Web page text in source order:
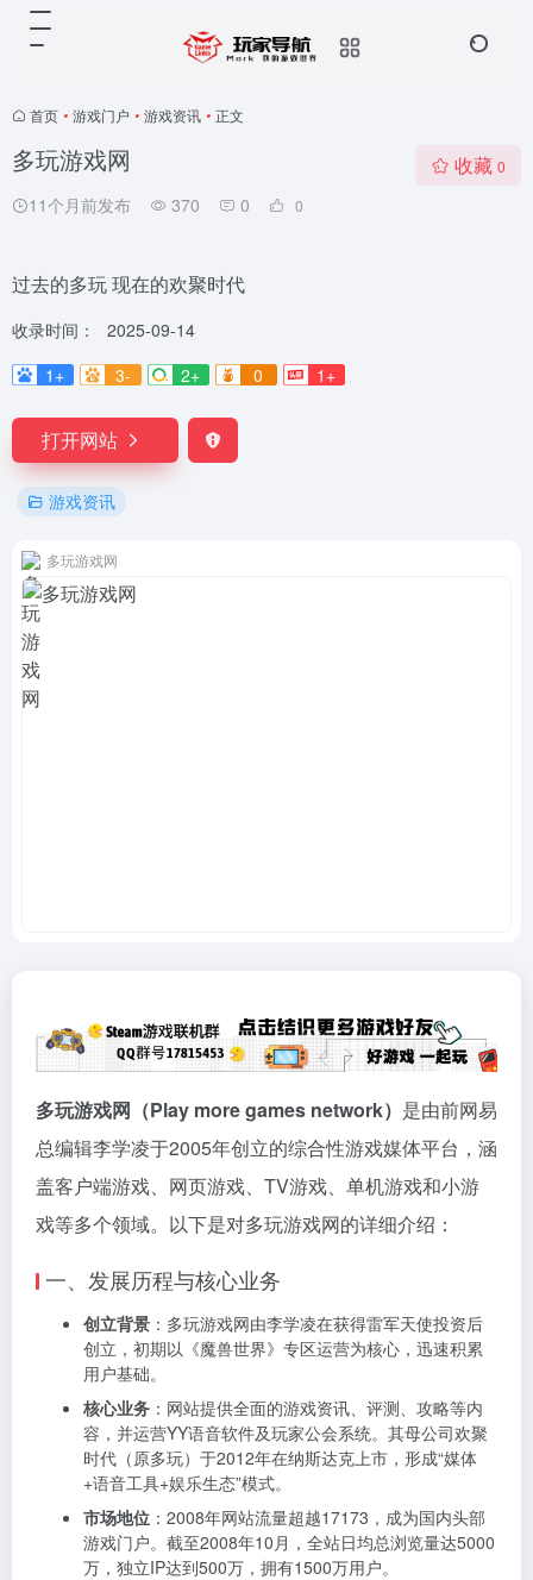
首页 • 游戏门户 • 游戏资讯 • 正文
多玩游戏网
11个月前发布 370 0 0
收藏 0
过去的多玩 现在的欢聚时代
收录时间：
2025-09-14
1+
3- 2+ 0 1+
打开网站
游戏资讯
多玩游戏网
多玩游戏网（Play more games network） 是由前网易
总编辑李学凌于2005年创立的综合性游戏媒体平台，涵
盖客户端游戏、网页游戏、TV游戏、单机游戏和小游
戏等多个领域。以下是对多玩游戏网的详细介绍：
一、发展历程与核心业务
创立背景 ：多玩游戏网由李学凌在获得雷军天使投资后
创立，初期以《魔兽世界》专区运营为核心，迅速积累
用户基础。
核心业务 ：网站提供全面的游戏资讯、评测、攻略等内
容，并运营YY语音软件及玩家公会系统。其母公司欢聚
时代（原多玩）于2012年在纳斯达克上市，形成“媒体
+语音工具+娱乐生态”模式。
市场地位 ：2008年网站流量超越17173，成为国内头部
游戏门户。截至2008年10月，全站日均总浏览量达5000
万，独立IP达到500万，拥有1500万用户。